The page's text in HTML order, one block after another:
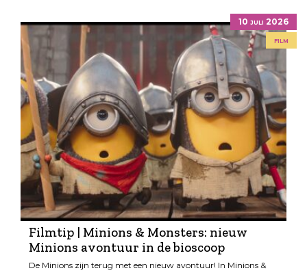
10 juli 2026
film
Filmtip | Minions & Monsters: nieuw
Minions avontuur in de bioscoop
De Minions zijn terug met een nieuw avontuur! In Minions &